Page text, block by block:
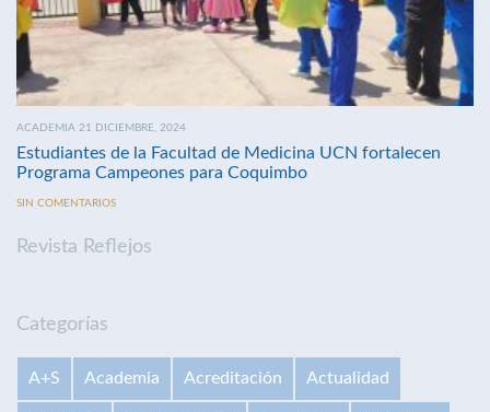
ACADEMIA 21 DICIEMBRE, 2024
Estudiantes de la Facultad de Medicina UCN fortalecen
Programa Campeones para Coquimbo
SIN COMENTARIOS
Revista Reflejos
Categorías
A+S Academia Acreditación Actualidad